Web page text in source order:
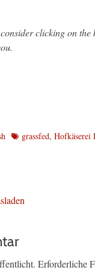
clicking on
Schlagworte
grassfed, Hofkäserei
Erforderliche